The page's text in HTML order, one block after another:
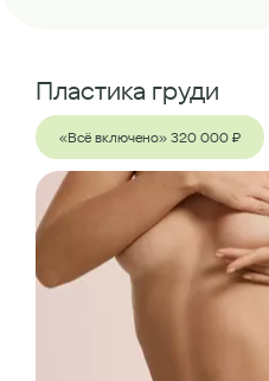
Пластика груди
«Всё включено» 320 000 ₽